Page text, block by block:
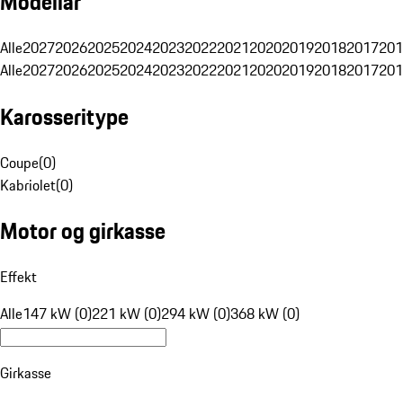
Alle20272026202520242023202220212020201920182017
Alle20272026202520242023202220212020201920182017
Karosseritype
Coupe(0)
Kabriolet(0)
Motor og girkasse
Effekt
Alle147 kW (0)221 kW (0)294 kW (0)368 kW (0)
Girkasse